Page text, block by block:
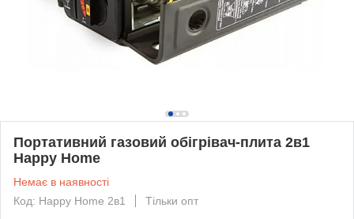
Портативний газовий обігрівач-плита 2в1
Happy Hоme
Немає в наявності
Код: Happy Hоme 2в1
Тільки опт